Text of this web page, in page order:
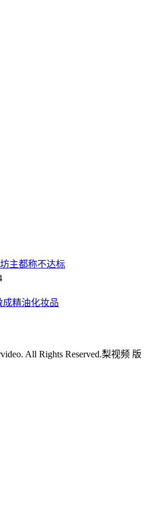
主都称不达标
精油化妆品
All Rights Reserved.梨视频 版